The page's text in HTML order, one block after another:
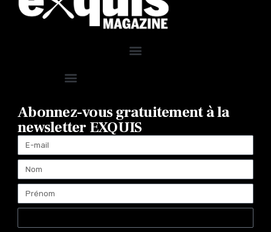
Abonnez-vous gratuitement à la
newsletter EXQUIS